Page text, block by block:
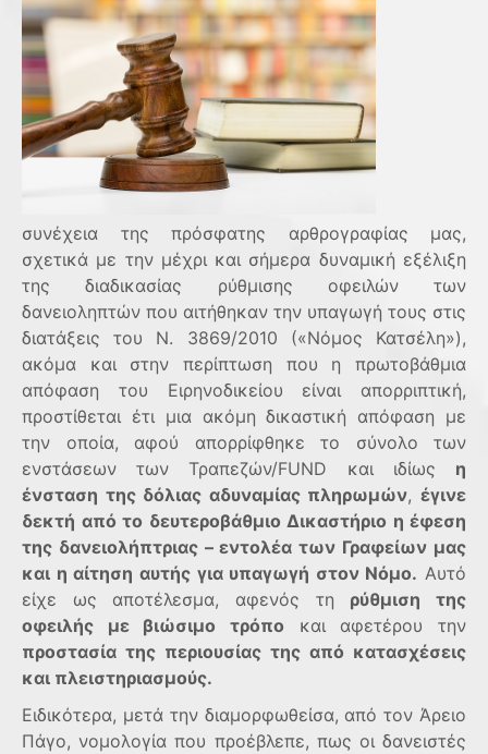
συνέχεια της πρόσφατης αρθρογραφίας μας,
σχετικά με την μέχρι και σήμερα δυναμική εξέλιξη
της διαδικασίας ρύθμισης οφειλών των
δανειοληπτών που αιτήθηκαν την υπαγωγή τους στις
διατάξεις του Ν. 3869/2010 («Νόμος Κατσέλη»),
ακόμα και στην περίπτωση που η πρωτοβάθμια
απόφαση του Ειρηνοδικείου είναι απορριπτική,
προστίθεται έτι μια ακόμη δικαστική απόφαση με
την οποία, αφού απορρίφθηκε το σύνολο των
ενστάσεων των Τραπεζών/FUND και ιδίως η
ένσταση της δόλιας αδυναμίας πληρωμών,έγινε
δεκτή από το δευτεροβάθμιο Δικαστήριο η έφεση
της δανειολήπτριας – εντολέα των Γραφείων μας
και η αίτηση αυτής για υπαγωγή στον Νόμο. Αυτό
είχε ως αποτέλεσμα, αφενός τη ρύθμιση της
οφειλής με βιώσιμο τρόπο και αφετέρου την
προστασία της περιουσίας της από κατασχέσεις
και πλειστηριασμούς.
Ειδικότερα, μετά την διαμορφωθείσα, από τον Άρειο
Πάγο, νομολογία που προέβλεπε, πως οι δανειστές